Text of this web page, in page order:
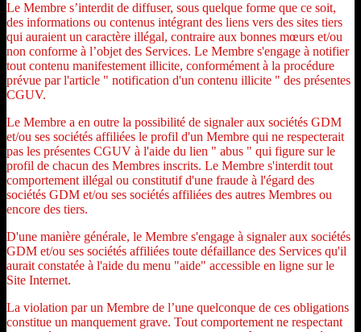
Le Membre s’interdit de diffuser, sous quelque forme que ce soit,
des informations ou contenus intégrant des liens vers des sites tiers
qui auraient un caractère illégal, contraire aux bonnes mœurs et/ou
non conforme à l’objet des Services. Le Membre s'engage à notifier
tout contenu manifestement illicite, conformément à la procédure
prévue par l'article " notification d'un contenu illicite " des présentes
CGUV.
Le Membre a en outre la possibilité de signaler aux sociétés GDM
et/ou ses sociétés affiliées le profil d'un Membre qui ne respecterait
pas les présentes CGUV à l'aide du lien " abus " qui figure sur le
profil de chacun des Membres inscrits. Le Membre s'interdit tout
comportement illégal ou constitutif d'une fraude à l'égard des
sociétés GDM et/ou ses sociétés affiliées des autres Membres ou
encore des tiers.
D'une manière générale, le Membre s'engage à signaler aux sociétés
GDM et/ou ses sociétés affiliées toute défaillance des Services qu'il
aurait constatée à l'aide du menu "aide" accessible en ligne sur le
Site Internet.
La violation par un Membre de l’une quelconque de ces obligations
constitue un manquement grave. Tout comportement ne respectant